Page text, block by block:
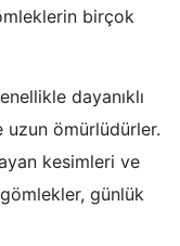
birçok
dayanıklı
uzun ömürlüdürler.
kesimleri ve
günlük